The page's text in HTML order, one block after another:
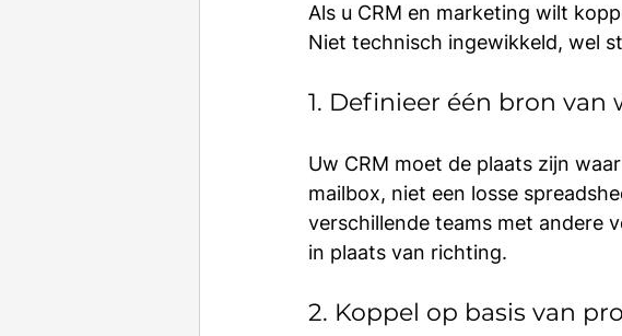
Als u CRM en marketing wilt
Niet technisch ingewikkeld, wel
1. Definieer één bron van
Uw CRM moet de plaats zijn
mailbox, niet een losse
verschillende teams met andere
in plaats van richting.
2. Koppel op basis van